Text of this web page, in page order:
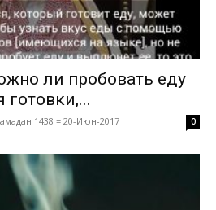
ли пробовать еду
готовки,...
1438 = 20-Июн-2017 0